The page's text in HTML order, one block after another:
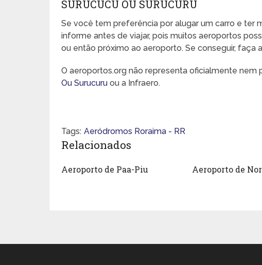
SURUCUCU OU SURUCURU
Se você tem preferência por alugar um carro e ter
informe antes de viajar, pois muitos aeroportos
ou então próximo ao aeroporto. Se conseguir, faça
O aeroportos.org não representa oficialmente nem
Ou Surucuru ou a Infraero.
Tags: Aeródromos Roraima - RR
Relacionados
Aeroporto de Paa-Piu Aeroporto de